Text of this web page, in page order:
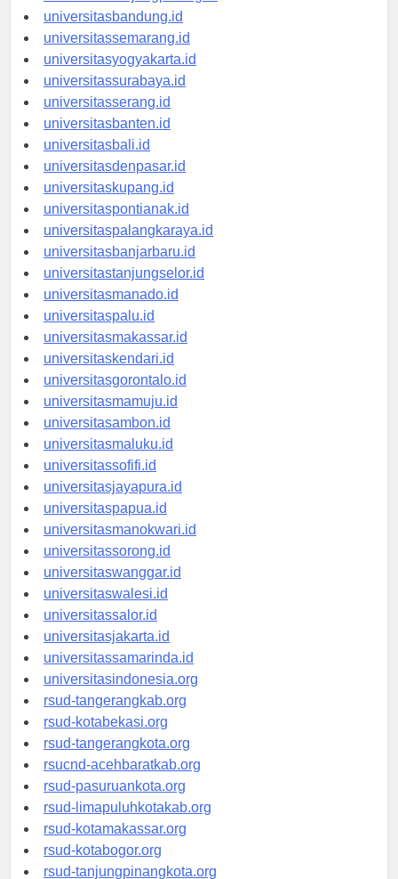
universitastanjungpinang.id
universitasbandung.id
universitassemarang.id
universitasyogyakarta.id
universitassurabaya.id
universitasserang.id
universitasbanten.id
universitasbali.id
universitasdenpasar.id
universitaskupang.id
universitaspontianak.id
universitaspalangkaraya.id
universitasbanjarbaru.id
universitastanjungselor.id
universitasmanado.id
universitaspalu.id
universitasmakassar.id
universitaskendari.id
universitasgorontalo.id
universitasmamuju.id
universitasambon.id
universitasmaluku.id
universitassofifi.id
universitasjayapura.id
universitaspapua.id
universitasmanokwari.id
universitassorong.id
universitaswanggar.id
universitaswalesi.id
universitassalor.id
universitasjakarta.id
universitassamarinda.id
universitasindonesia.org
rsud-tangerangkab.org
rsud-kotabekasi.org
rsud-tangerangkota.org
rsucnd-acehbaratkab.org
rsud-pasuruankota.org
rsud-limapuluhkotakab.org
rsud-kotamakassar.org
rsud-kotabogor.org